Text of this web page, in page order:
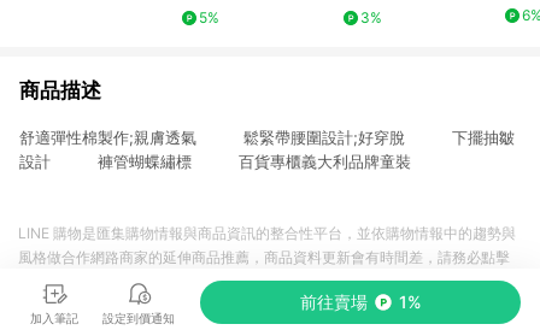
5%
3%
商品描述
舒適彈性棉製作;親膚透氣 鬆緊帶腰圍設計;好穿脫 下擺抽皺
設計 褲管蝴蝶繡標 百貨專櫃義大利品牌童裝
加入筆記 設定到價通知
前往賣場 1%
LINE 購物是匯集購物情報與商品資訊的整合性平台，並依購物情報中的趨勢與
風格做合作網路商家的延伸商品推薦，商品資料更新會有時間差，請務必點擊
商品至各合作網路商家，確認現售價與購物條件，一切資訊以合作廠商網頁為
準。